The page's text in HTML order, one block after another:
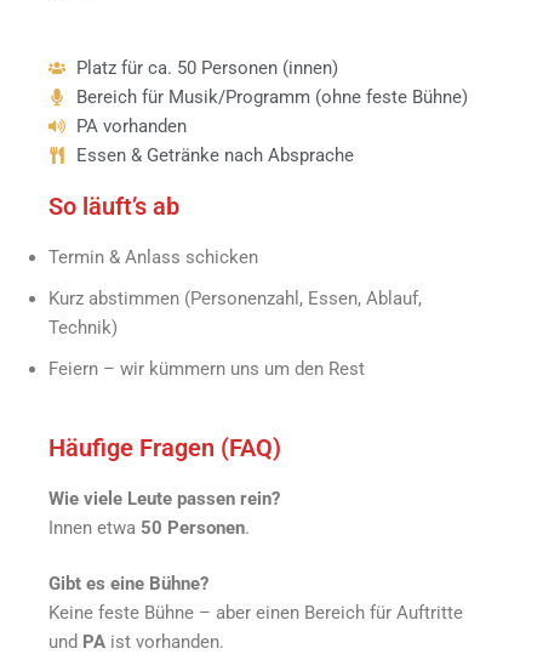
Platz für ca. 50 Personen (innen)
Bereich für Musik/Programm (ohne feste Bühne)
PA vorhanden
Essen & Getränke nach Absprache
So läuft’s ab
Termin & Anlass schicken
Kurz abstimmen (Personenzahl, Essen, Ablauf,
Technik)
Feiern – wir kümmern uns um den Rest
Häufige Fragen (FAQ)
Wie viele Leute passen rein?
Innen etwa 50 Personen.
Gibt es eine Bühne?
Keine feste Bühne – aber einen Bereich für Auftritte
und PA ist vorhanden.